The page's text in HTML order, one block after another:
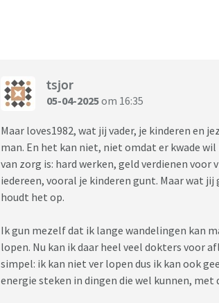
kregen werd vader boos. De hulpverlener
anders zou moeten. En dat over vader, dat
Ook gezinstherapie gaf aan dat inmiddels
nog nooit gehoord te hebben’ en veegde het
zijn en zich pijn te doen. Ook vroeg hij
was zijn reactie om direct naar de ouders van
En toen kwam autisme aan bod, vader
aan huis. Vrij intensief aan mijn adres. De
zag bij onze zoon. Wel bij vader. Ik heb me
tsjor
05-04-2025om 16:35
Maar loves1982, wat jij vader, je kinderen en
man. En het kan niet, niet omdat er kwade
van zorg is: hard werken, geld verdienen
iedereen, vooral je kinderen gunt. Maar wat
houdt het op.
Ik gun mezelf dat ik lange wandelingen kan
lopen. Nu kan ik daar heel veel dokters voor
simpel: ik kan niet ver lopen dus ik kan ook
energie steken in dingen die wel kunnen,